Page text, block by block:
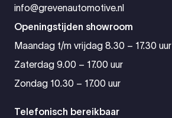
info@grevenautomotive.nl
Openingstijden showroom
Maandag t/m vrijdag 8.30 – 17.30 uur
Zaterdag 9.00 – 17.00 uur
Zondag 10.30 – 17.00 uur
Telefonisch bereikbaar